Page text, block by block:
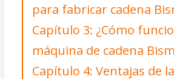
para fabricar cadena
Capítulo 3: ¿Cómo
máquina de cadena
Capítulo 4: Ventajas de